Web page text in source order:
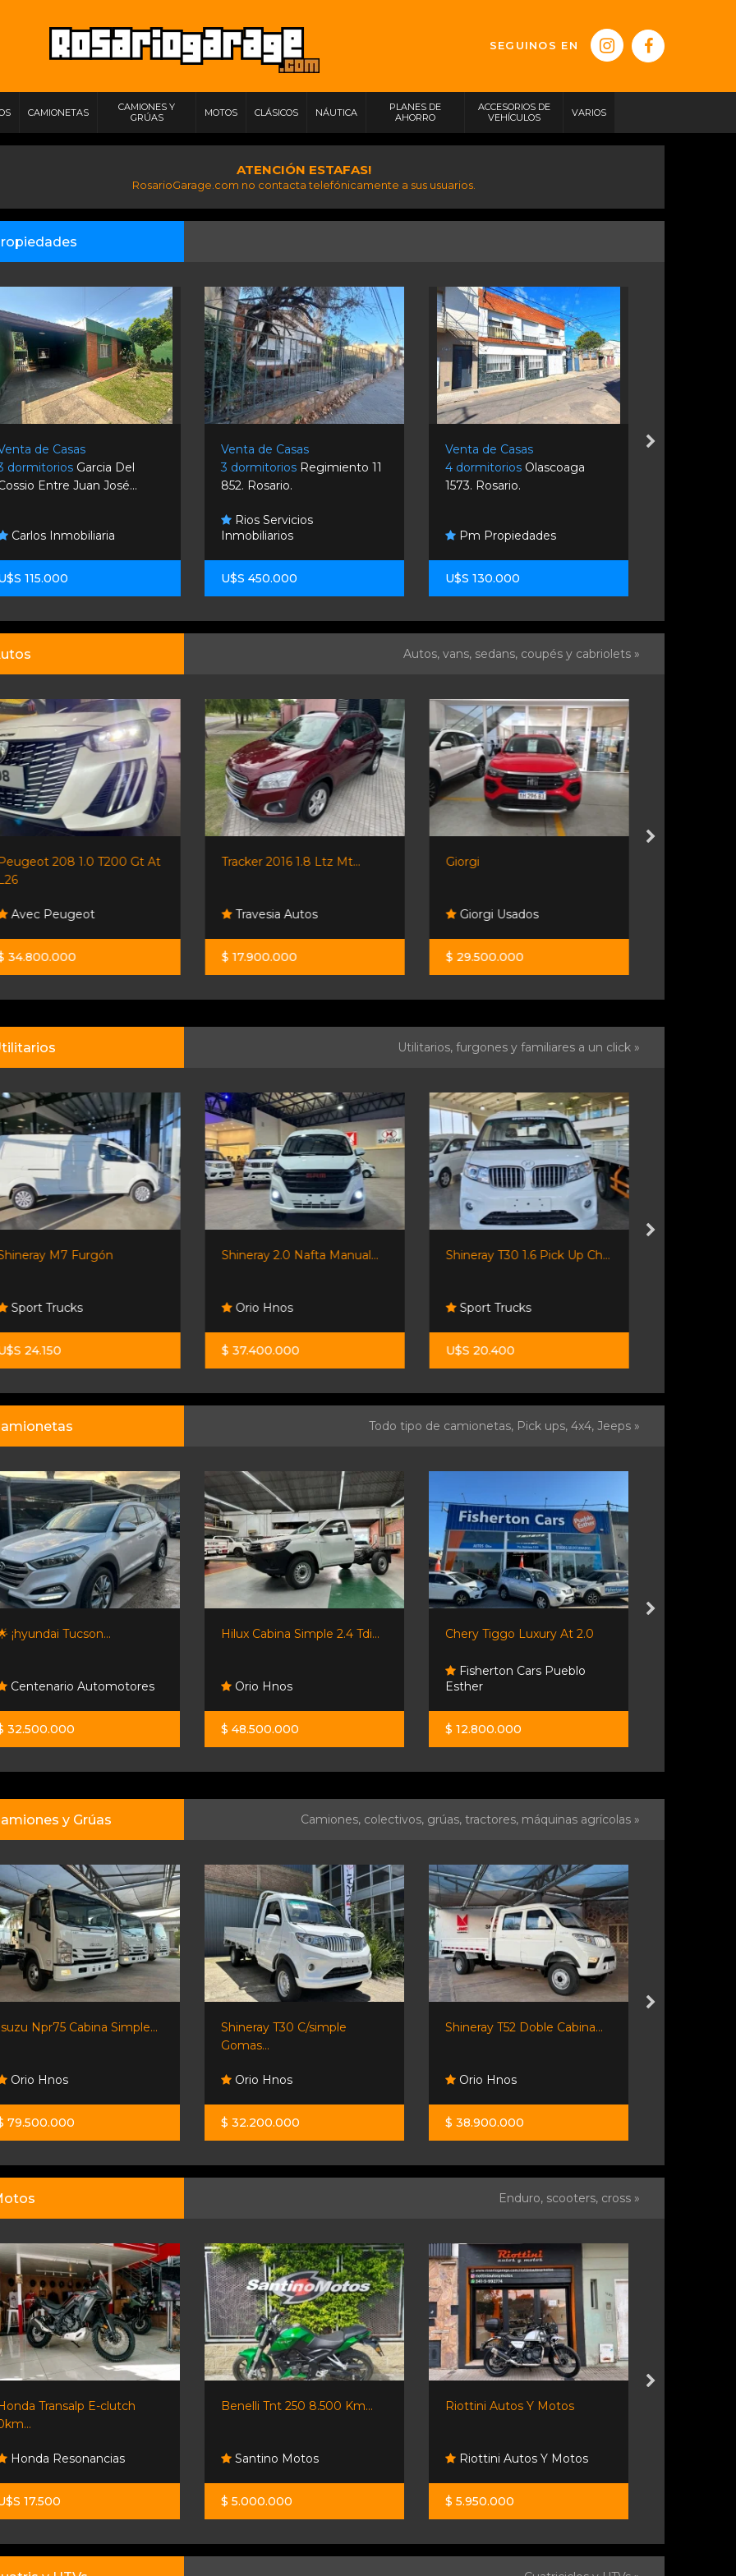
SEGUINOS EN
CAMIONETAS
CAMIONES Y
GRÚAS
MOTOS CLÁSICOS NÁUTICA
PLANES DE
AHORRO
ACCESORIOS DE
VEHÍCULOS
VARIOS
ATENCIÓN ESTAFAS!
RosarioGarage.com no contacta telefónicamente a sus usuarios.
de Casas
dormitorios Garcia Del
Entre Juan José...
Carlos Inmobiliaria
115.000
Venta de Casas
3 dormitorios Regimiento 11
852. Rosario.
Rios Servicios
Inmobiliarios
U$S 450.000
Venta de Casas
4 dormitorios Olascoaga
1573. Rosario.
Pm Propiedades
U$S 130.000
Autos, vans, sedans, coupés y cabriolets »
208 1.0 T200 Gt At
Avec Peugeot
34.800.000
Tracker 2016 1.8 Ltz Mt...
Travesia Autos
$ 17.900.000
Giorgi
Giorgi Usados
$ 29.500.000
Utilitarios, furgones y familiares a un click »
M7 Furgón
Sport Trucks
24.150
Shineray 2.0 Nafta Manual...
Orio Hnos
$ 37.400.000
Shineray T30 1.6 Pick Up Ch...
Sport Trucks
U$S 20.400
Todo tipo de camionetas, Pick ups, 4x4, Jeeps »
¡hyundai Tucson...
Centenario Automotores
32.500.000
Hilux Cabina Simple 2.4 Tdi...
Orio Hnos
$ 48.500.000
Chery Tiggo Luxury At 2.0
Fisherton Cars Pueblo
Esther
$ 12.800.000
y Grúas Camiones, colectivos, grúas, tractores, máquinas agrícolas »
Npr75 Cabina Simple...
Orio Hnos
79.500.000
Shineray T30 C/simple
Gomas...
Orio Hnos
$ 32.200.000
Shineray T52 Doble Cabina...
Orio Hnos
$ 38.900.000
Enduro, scooters, cross »
Transalp E-clutch
Honda Resonancias
17.500
Benelli Tnt 250 8.500 Km...
Santino Motos
$ 5.000.000
Riottini Autos Y Motos
Riottini Autos Y Motos
$ 5.950.000